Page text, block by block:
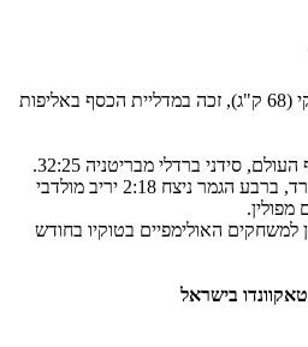
לוחם הטאקוונדו נמרוד קריביצקי (68 ק"ג), זכה במדליית הכסף באליפות
נמרוד הפסיד בקרב הגמר לאלוף העולם, סידני ברדלי מבריטניה 32:25.
בחצי הגמר ניצח 7:14 יריב מספרד, ברבע הגמר ניצח 2:18 יריב מולדבי
מפולין.
למשחקים האולימפיים בטוקיו בחודש
בישראל